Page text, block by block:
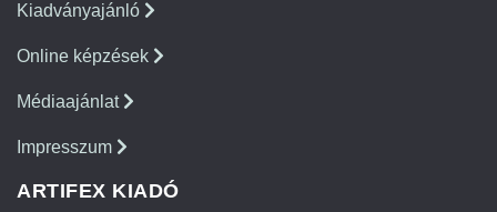
Kiadványajánló
Online képzések
Médiaajánlat
Impresszum
ARTIFEX KIADÓ